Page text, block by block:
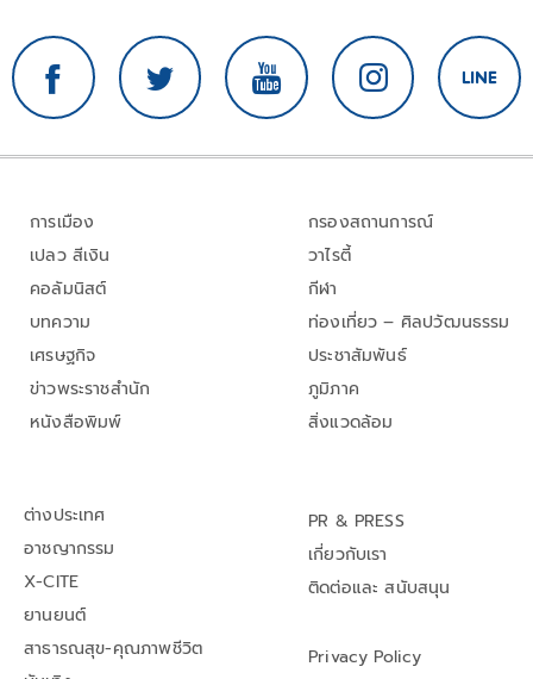
การเมือง
เปลว สีเงิน
คอลัมนิสต์
บทความ
เศรษฐกิจ
ข่าวพระราชสำนัก
หนังสือพิมพ์
กรองสถานการณ์
วาไรตี้
กีฬา
ท่องเที่ยว – ศิลปวัฒนธรรม
ประชาสัมพันธ์
ภูมิภาค
สิ่งแวดล้อม
ต่างประเทศ
อาชญากรรม
X-CITE
ยานยนต์
สาธารณสุข-คุณภาพชีวิต
PR & PRESS
เกี่ยวกับเรา
ติดต่อและ สนับสนุน
Privacy Policy